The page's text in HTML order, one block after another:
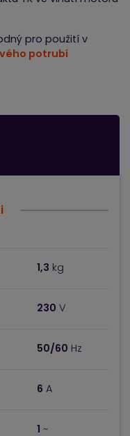
pro použití v
potrubí
1,3 kg
230 V
50/60 Hz
6 A
1 ~